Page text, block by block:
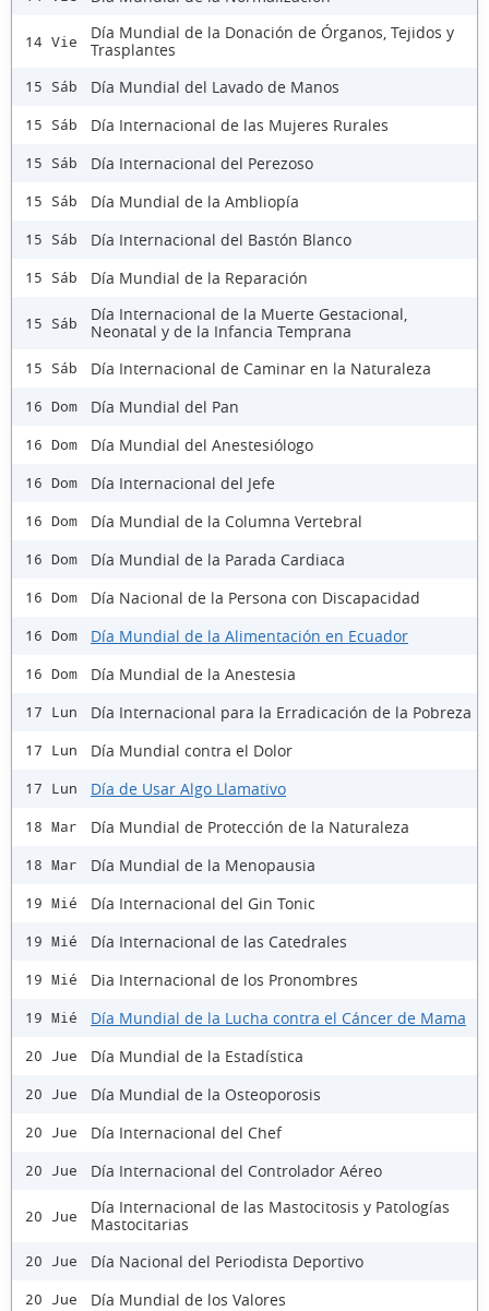
14 Vie
Día Mundial de la Donación de Órganos, Tejidos y
Trasplantes
15 Sáb Día Mundial del Lavado de Manos
15 Sáb Día Internacional de las Mujeres Rurales
15 Sáb Día Internacional del Perezoso
15 Sáb Día Mundial de la Ambliopía
15 Sáb Día Internacional del Bastón Blanco
15 Sáb Día Mundial de la Reparación
15 Sáb
Día Internacional de la Muerte Gestacional,
Neonatal y de la Infancia Temprana
15 Sáb Día Internacional de Caminar en la Naturaleza
16 Dom Día Mundial del Pan
16 Dom Día Mundial del Anestesiólogo
16 Dom Día Internacional del Jefe
16 Dom Día Mundial de la Columna Vertebral
16 Dom Día Mundial de la Parada Cardiaca
16 Dom Día Nacional de la Persona con Discapacidad
16 Dom Día Mundial de la Alimentación en Ecuador
16 Dom Día Mundial de la Anestesia
17 Lun Día Internacional para la Erradicación de la Pobreza
17 Lun Día Mundial contra el Dolor
17 Lun Día de Usar Algo Llamativo
18 Mar Día Mundial de Protección de la Naturaleza
18 Mar Día Mundial de la Menopausia
19 Mié Día Internacional del Gin Tonic
19 Mié Día Internacional de las Catedrales
19 Mié Dia Internacional de los Pronombres
19 Mié Día Mundial de la Lucha contra el Cáncer de Mama
20 Jue Día Mundial de la Estadística
20 Jue Día Mundial de la Osteoporosis
20 Jue Día Internacional del Chef
20 Jue Día Internacional del Controlador Aéreo
20 Jue
Día Internacional de las Mastocitosis y Patologías
Mastocitarias
20 Jue Día Nacional del Periodista Deportivo
20 Jue Día Mundial de los Valores